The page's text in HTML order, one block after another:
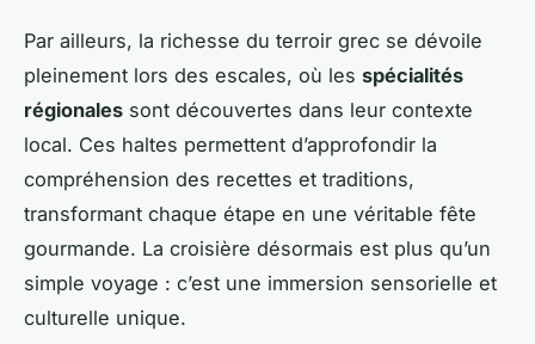
Par ailleurs, la richesse du terroir grec se dévoile
pleinement lors des escales, où les spécialités
régionales sont découvertes dans leur contexte
local. Ces haltes permettent d’approfondir la
compréhension des recettes et traditions,
transformant chaque étape en une véritable fête
gourmande. La croisière désormais est plus qu’un
simple voyage : c’est une immersion sensorielle et
culturelle unique.